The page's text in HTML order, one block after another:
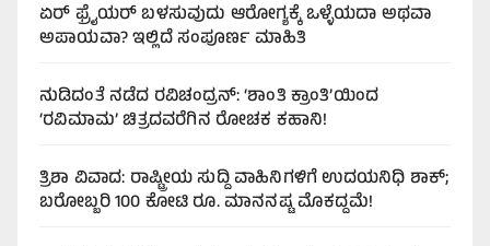
ಏರ್‌ ಫ್ರೈಯರ್‌ ಬಳಸುವುದು ಆರೋಗ್ಯಕ್ಕೆ ಒಳ್ಳೆಯದಾ ಅಥವಾ
ಅಪಾಯವಾ? ಇಲ್ಲಿದೆ ಸಂಪೂರ್ಣ ಮಾಹಿತಿ
ನುಡಿದಂತೆ ನಡೆದ ರವಿಚಂದ್ರನ್: ‘ಶಾಂತಿ ಕ್ರಾಂತಿ’ಯಿಂದ
‘ರವಿಮಾಮ’ ಚಿತ್ರದವರೆಗಿನ ರೋಚಕ ಕಹಾನಿ!
ತ್ರಿಶಾ ವಿವಾದ: ರಾಷ್ಟ್ರೀಯ ಸುದ್ದಿ ವಾಹಿನಿಗಳಿಗೆ ಉದಯನಿಧಿ ಶಾಕ್;
ಬರೋಬ್ಬರಿ 100 ಕೋಟಿ ರೂ. ಮಾನನಷ್ಟ ಮೊಕದ್ದಮೆ!